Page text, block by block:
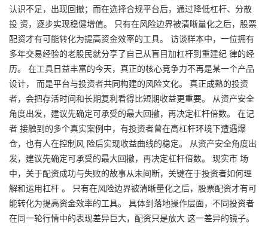
认识不足，出现回撤；而在选择合规平台后，通过降低杠杆、分散
投 资，逐步实现稳健增值。 只有在风险边界被清晰量化之后，股票
配资才有可能转化为提高资金效率的工具。 访谈样本中，一位拥有
多年交易经验的老股民就分享了自己从盲目加杠杆到重建纪 律的经
历。 在工具日益丰富的今天，真正的核心竞争力不再是某一个产品
设计， 而是平台与投资者共同构建的风险文化。 真正成熟的投资
者，会把存活时间和长期复利看得比短期收益更重要。 从资产安全
角度出发，建议先确定可承受的最大回撤，再决定杠杆倍数。 在记
者 接触到的多个真实案例中，有投资者曾在高杠杆环境下遭遇爆
仓，也有人在控制风 险后实现收益曲线的稳定。 从资产安全角度出
发，建议先确定可承受的最大回撤，再决定杠杆倍数。 现实市 场
中，关于配资成功与失败的故事从未间断，关键在于投资者如何理
解和运用杠杆 。 只有在风险边界被清晰量化之后，股票配资才有可
能转化为提高资金效率的工具。 具体到落地操作层面，不同投资者
在同一轮行情中的表现差异巨大，配资只是放大 这一差异的镜子。